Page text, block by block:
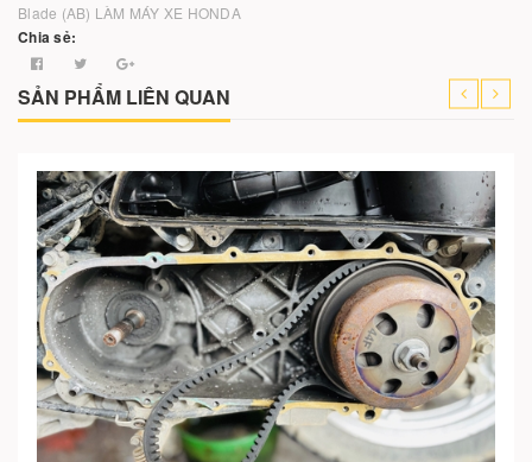
Blade (AB) LÀM MÁY XE HONDA
Chia sẻ:
SẢN PHẨM LIÊN QUAN
Cho vào giỏ hàng